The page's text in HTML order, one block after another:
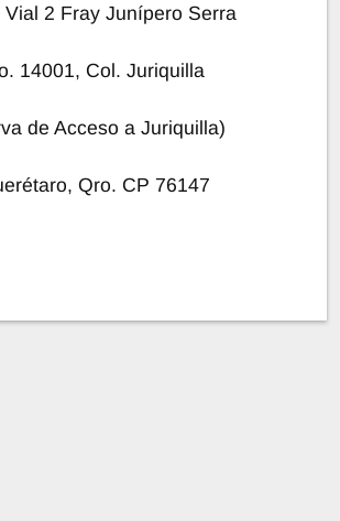
Vial 2 Fray Junípero Serra
14001, Col. Juriquilla
de Acceso a Juriquilla)
Qro. CP 76147